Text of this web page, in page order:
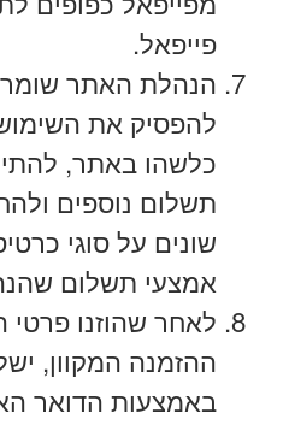
פייפאל.
הנהלת האתר
להפסיק את
כלשהו באתר,
תשלום נוספים
שונים על סוגי
אמצעי תשלום
לאחר שהוזנו
ההזמנה המקוון,
באמצעות הדואר